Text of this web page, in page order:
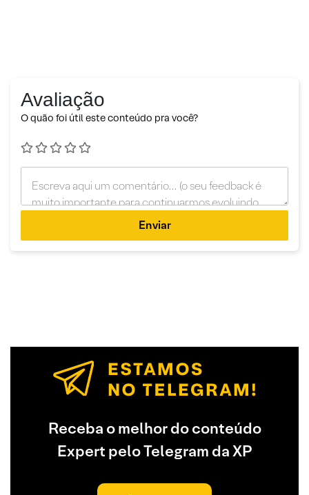
Avaliação
O quão foi útil este conteúdo pra você?
Enviar
Receba o melhor do conteúdo
Expert pelo Telegram da XP